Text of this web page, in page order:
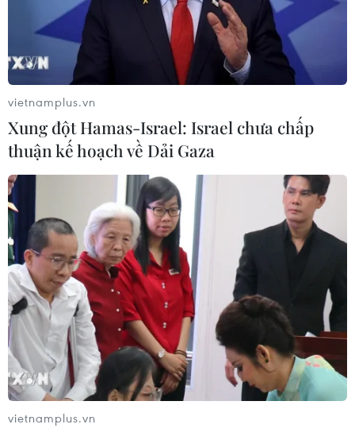
vietnamplus.vn
Xung đột Hamas-Israel: Israel chưa chấp
thuận kế hoạch về Dải Gaza
vietnamplus.vn